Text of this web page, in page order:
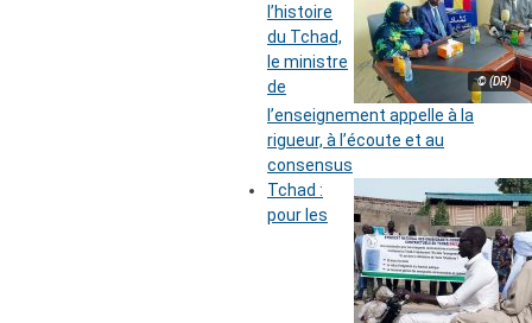
© (DR)
l’histoire
du Tchad,
le ministre
de
l’enseignement appelle à la
rigueur, à l’écoute et au
consensus
Tchad :
pour les